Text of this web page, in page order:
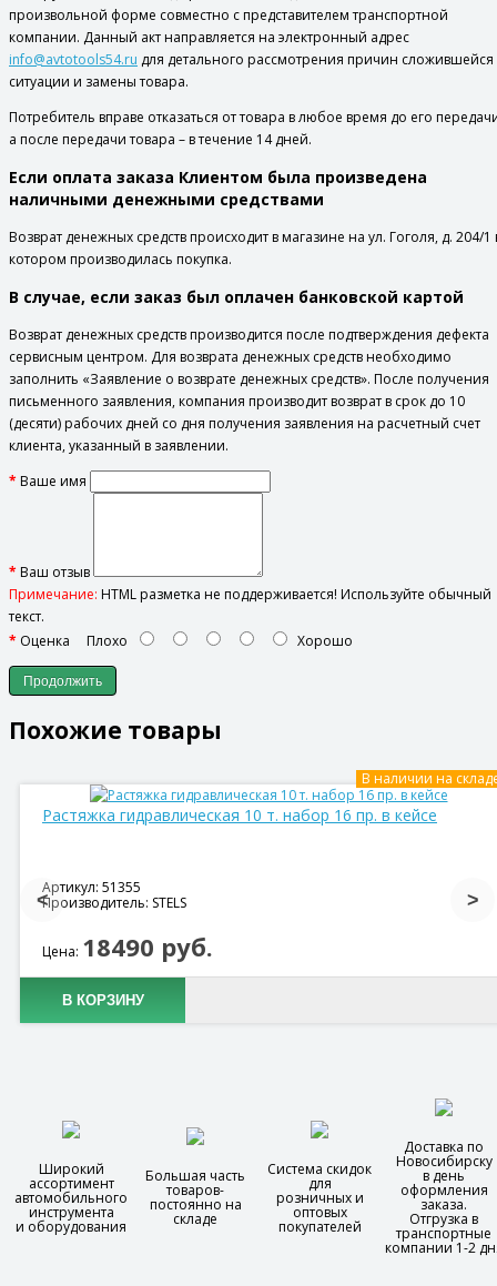
произвольной форме совместно с представителем транспортной
компании. Данный акт направляется на электронный адрес
info@avtotools54.ru для детального рассмотрения причин сложившейся
ситуации и замены товара.
Потребитель вправе отказаться от товара в любое время до его
а после передачи товара – в течение 14 дней.
Если оплата заказа Клиентом была произведена
наличными денежными средствами
Возврат денежных средств происходит в магазине на ул. Гоголя, д. 204/1
котором производилась покупка.
В случае, если заказ был оплачен банковской картой
Возврат денежных средств производится после подтверждения дефекта
сервисным центром. Для возврата денежных средств необходимо
заполнить «Заявление о возврате денежных средств». После получения
письменного заявления, компания производит возврат в срок до 10
(десяти) рабочих дней со дня получения заявления на расчетный счет
клиента, указанный в заявлении.
Ваше имя
Ваш отзыв
Примечание: HTML разметка не поддерживается! Используйте обычный
текст.
Оценка Плохо Хорошо
Продолжить
Похожие товары
Растяжка гидравлическая 10 т. набор 16 пр. в кейсе
В наличии на
Артикул: 51355
Производитель: STELS
Цена: 18490 руб.
В КОРЗИНУ
Широкий
ассортимент
автомобильного
инструмента
и оборудования
Большая часть
товаров-
постоянно на
складе
Система скидок
для
розничных и
оптовых
покупателей
Доставка по
Новосибирску
в день
оформления
заказа.
Отгрузка в
транспортные
компании 1-2